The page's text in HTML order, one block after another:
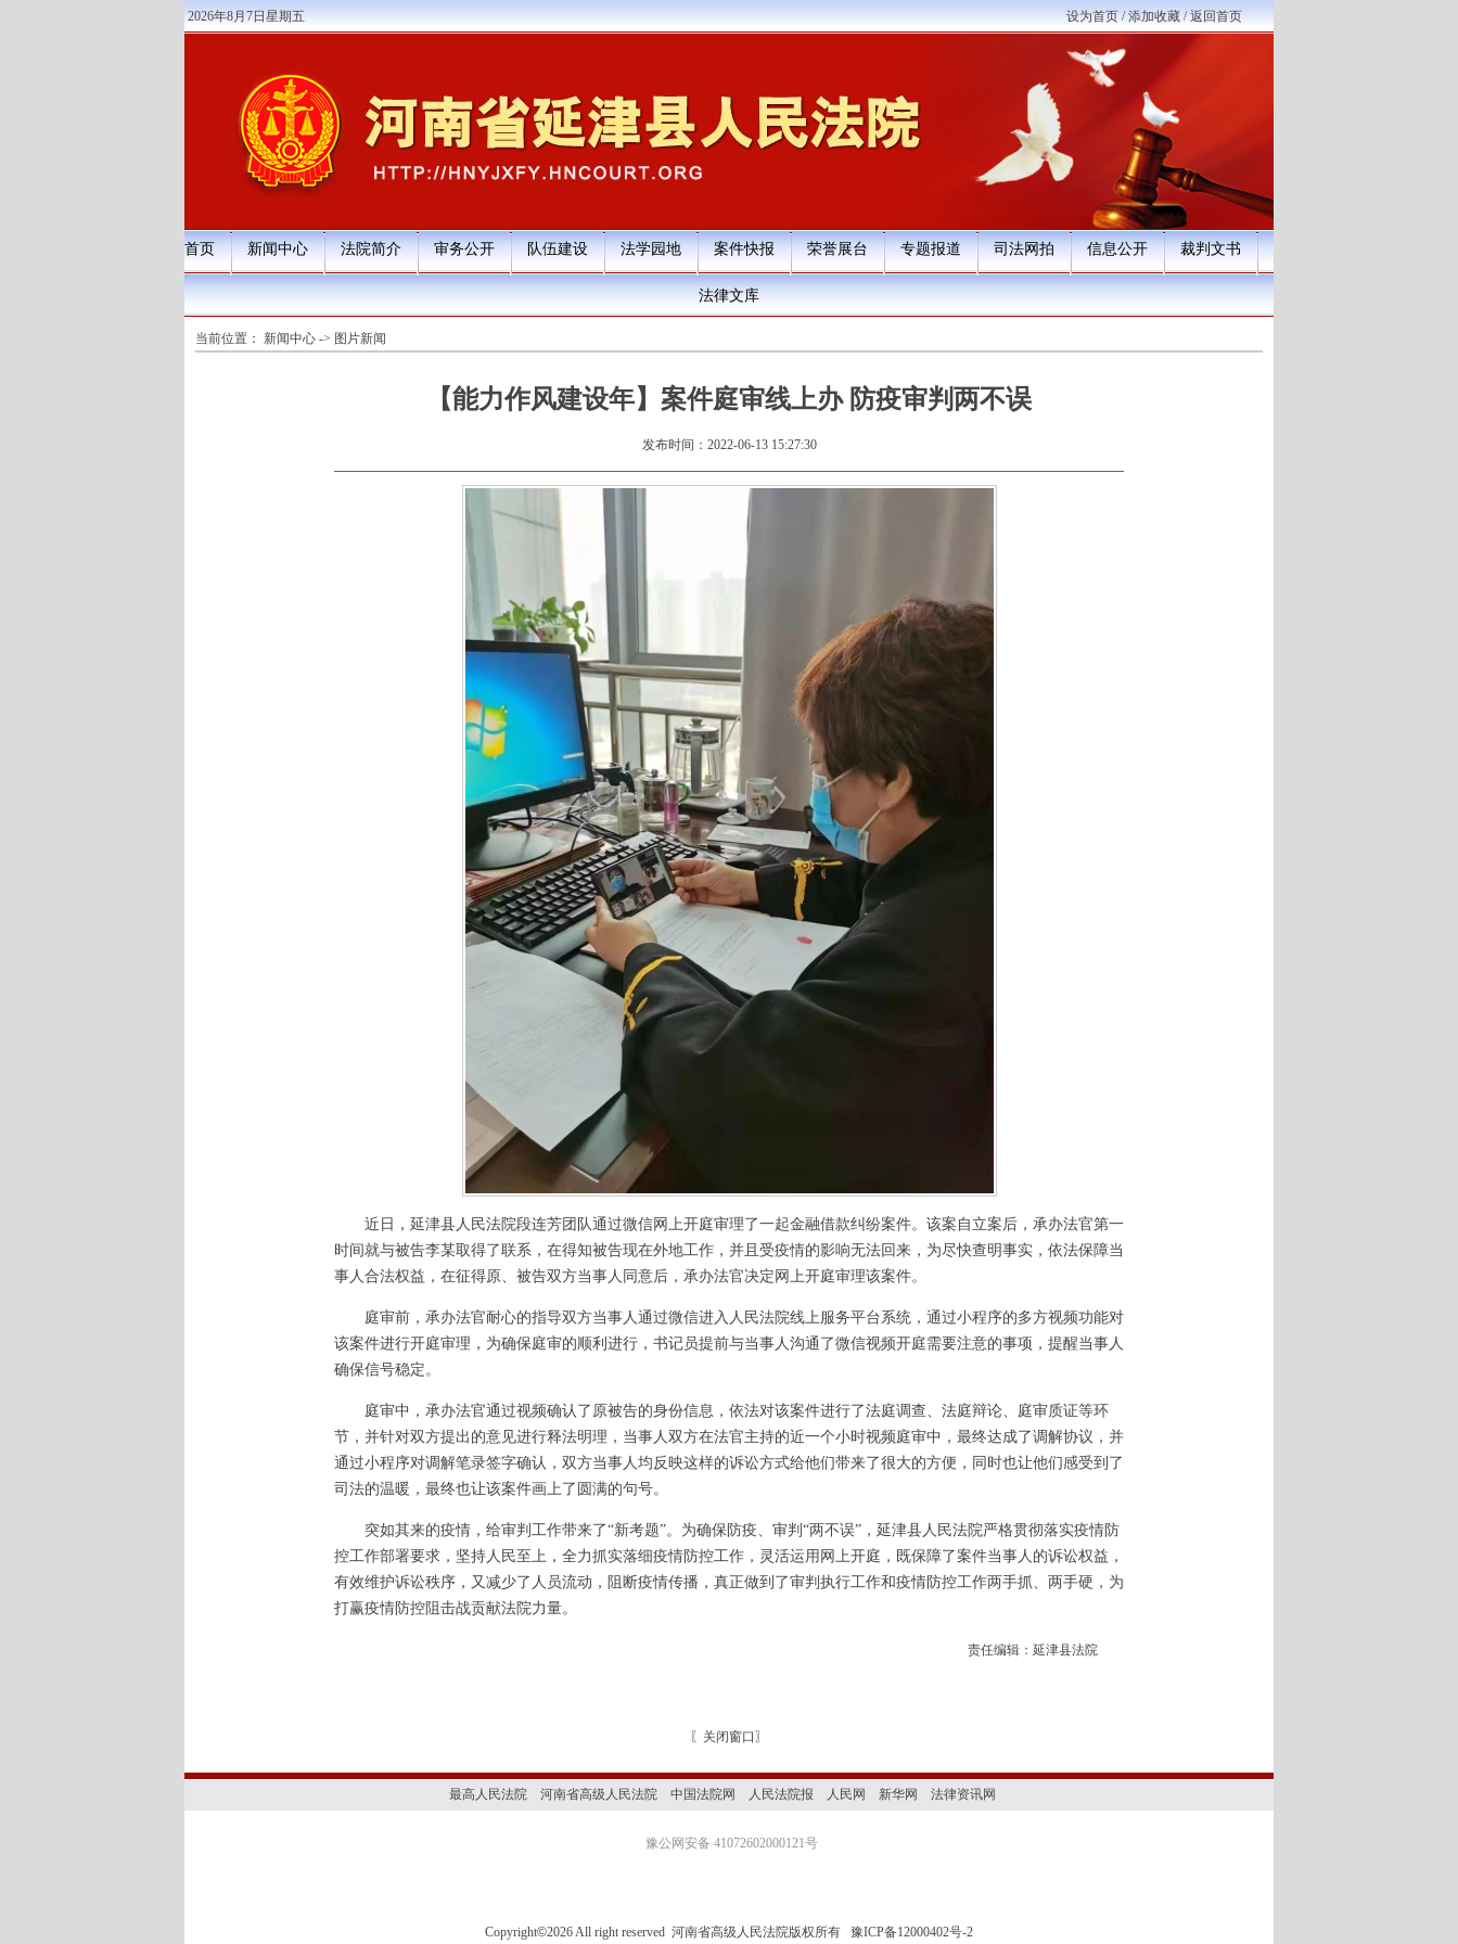
2026年8月7日星期五 设为首页/添加收藏/返回首页
首页 新闻中心 法院简介 审务公开 队伍建设 法学园地 案件快报 荣誉展台 专题报道 司法网拍 信息公开 裁判文书
法律文库
当前位置： 新闻中心 -> 图片新闻
【能力作风建设年】案件庭审线上办 防疫审判两不误
发布时间：2022-06-13 15:27:30
近日，延津县人民法院段连芳团队通过微信网上开庭审理了一起金融借款纠纷案件。该案自立案后，承办法官第一
时间就与被告李某取得了联系，在得知被告现在外地工作，并且受疫情的影响无法回来，为尽快查明事实，依法保障当
事人合法权益，在征得原、被告双方当事人同意后，承办法官决定网上开庭审理该案件。
庭审前，承办法官耐心的指导双方当事人通过微信进入人民法院线上服务平台系统，通过小程序的多方视频功能对
该案件进行开庭审理，为确保庭审的顺利进行，书记员提前与当事人沟通了微信视频开庭需要注意的事项，提醒当事人
确保信号稳定。
庭审中，承办法官通过视频确认了原被告的身份信息，依法对该案件进行了法庭调查、法庭辩论、庭审质证等环
节，并针对双方提出的意见进行释法明理，当事人双方在法官主持的近一个小时视频庭审中，最终达成了调解协议，并
通过小程序对调解笔录签字确认，双方当事人均反映这样的诉讼方式给他们带来了很大的方便，同时也让他们感受到了
司法的温暖，最终也让该案件画上了圆满的句号。
突如其来的疫情，给审判工作带来了“新考题”。为确保防疫、审判“两不误”，延津县人民法院严格贯彻落实疫情防
控工作部署要求，坚持人民至上，全力抓实落细疫情防控工作，灵活运用网上开庭，既保障了案件当事人的诉讼权益，
有效维护诉讼秩序，又减少了人员流动，阻断疫情传播，真正做到了审判执行工作和疫情防控工作两手抓、两手硬，为
打赢疫情防控阻击战贡献法院力量。
责任编辑：延津县法院
〖 关闭窗口 〗
最高人民法院 河南省高级人民法院 中国法院网 人民法院报 人民网 新华网 法律资讯网
豫公网安备 41072602000121号
Copyright©2026 All right reserved 河南省高级人民法院版权所有 豫ICP备12000402号-2